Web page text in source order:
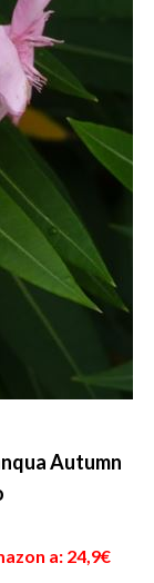
Autumn
a: 24,9€